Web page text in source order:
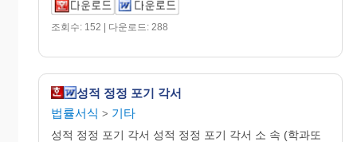
조회수: 152 | 다운로드: 288
성적 정정 포기 각서
법률서식 > 기타
성적 정정 포기 각서 성적 정정 포기 각서 소 속 (학과또